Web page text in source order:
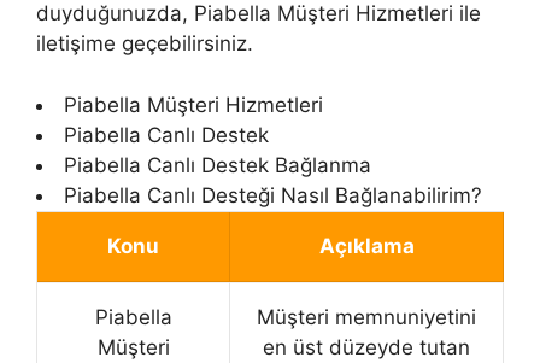
duyduğunuzda, Piabella Müşteri Hizmetleri ile
iletişime geçebilirsiniz.
Piabella Müşteri Hizmetleri
Piabella Canlı Destek
Piabella Canlı Destek Bağlanma
Piabella Canlı Desteği Nasıl Bağlanabilirim?
Konu Açıklama
Piabella
Müşteri
Müşteri memnuniyetini
en üst düzeyde tutan